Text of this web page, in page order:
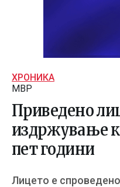
ХРОНИКА
МВР
Приведено
издржување
пет години
Лицето е